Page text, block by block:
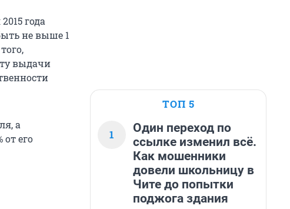
года
не выше 1
выдачи
а
от его
ТОП 5
1
Один переход по
ссылке изменил всё.
Как мошенники
довели школьницу в
Чите до попытки
поджога здания